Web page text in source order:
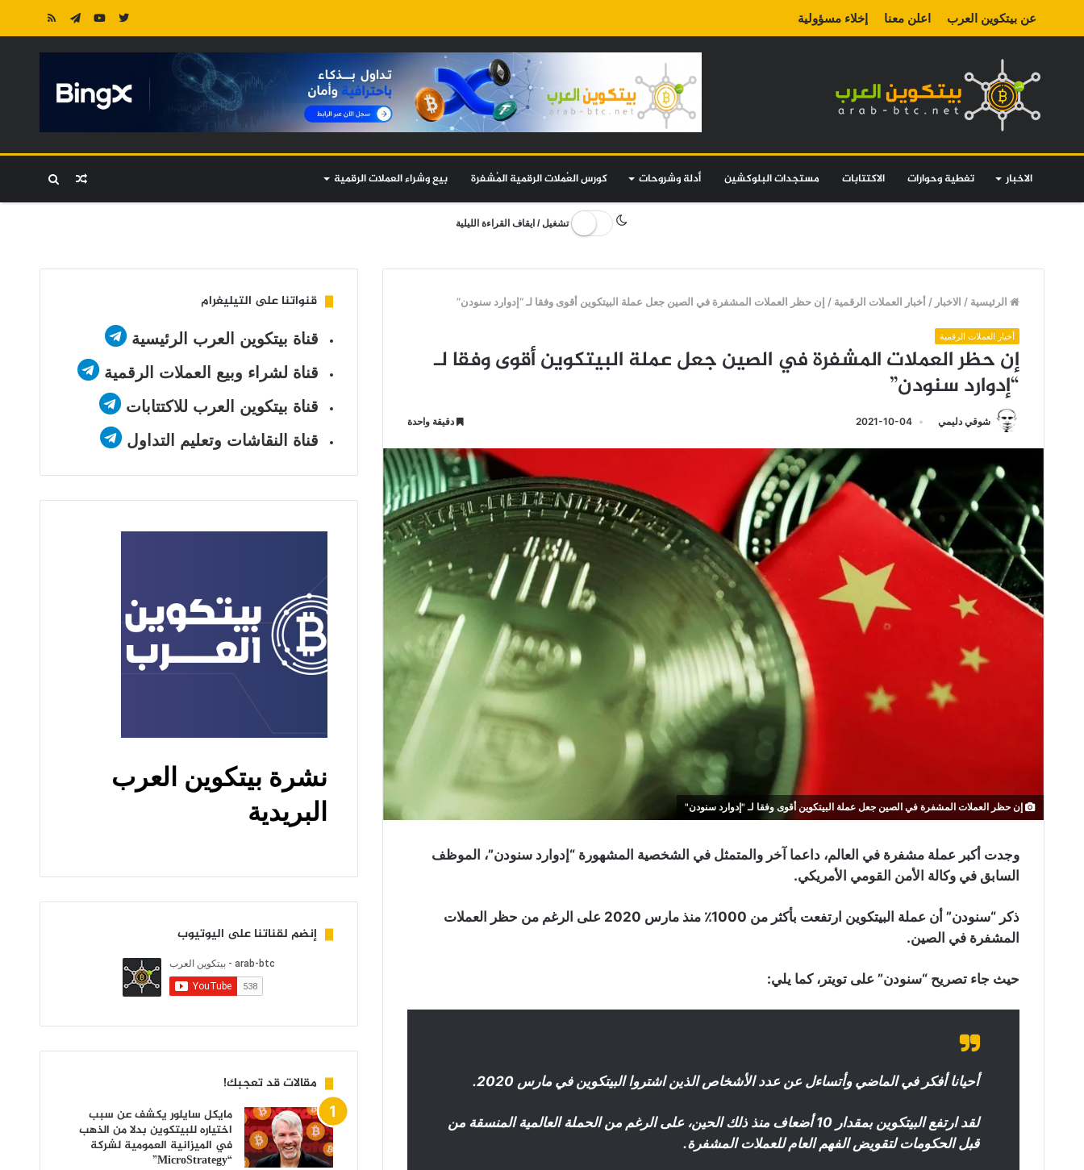
عن بيتكوين العرب اعلن معنا إخلاء مسؤولية
الاخبار تغطية وحوارات الاكتتابات مستجدات البلوكشين أدلة وشروحات كورس العُملات الرقمية المُشفرة بيع وشراء العملات الرقمية بحث مقال
تشغيل / ايقاف القراءة الليلية
الرئيسية / الاخبار / أخبار العملات الرقمية / إن حظر العملات المشفرة في الصين جعل عملة البيتكوين أقوى وفقا لـ “إدوارد سنودن”
أخبار العملات الرقمية
إن حظر العملات المشفرة في الصين جعل عملة البيتكوين أقوى وفقا لـ
“إدوارد سنودن”
شوقي دليمي 2021-10-04 دقيقة واحدة
إن حظر العملات المشفرة في الصين جعل عملة البيتكوين أقوى وفقا لـ "إدوارد سنودن"
وجدت أكبر عملة مشفرة في العالم، داعما آخر والمتمثل في الشخصية المشهورة “إدوارد سنودن”، الموظف
السابق في وكالة الأمن القومي الأمريكي.
ذكر “سنودن” أن عملة البيتكوين ارتفعت بأكثر من 1000٪ منذ مارس 2020 على الرغم من حظر العملات
المشفرة في الصين.
حيث جاء تصريح “سنودن” على تويتر، كما يلي:
أحيانا أفكر في الماضي وأتساءل عن عدد الأشخاص الذين اشتروا البيتكوين في مارس 2020.
لقد ارتفع البيتكوين بمقدار 10 أضعاف منذ ذلك الحين، على الرغم من الحملة العالمية المنسقة من
قبل الحكومات لتقويض الفهم العام للعملات المشفرة.
قنواتنا على التيليغرام
قناة بيتكوين العرب الرئيسية
قناة لشراء وبيع العملات الرقمية
قناة بيتكوين العرب للاكتتابات
قناة النقاشات وتعليم التداول
إنضم لقناتنا على اليوتيوب
مقالات قد تعجبك!
مايكل سايلور يكشف عن سبب
اختياره للبيتكوين بدلا من الذهب
في الميزانية العمومية لشركة
“MicroStrategy”